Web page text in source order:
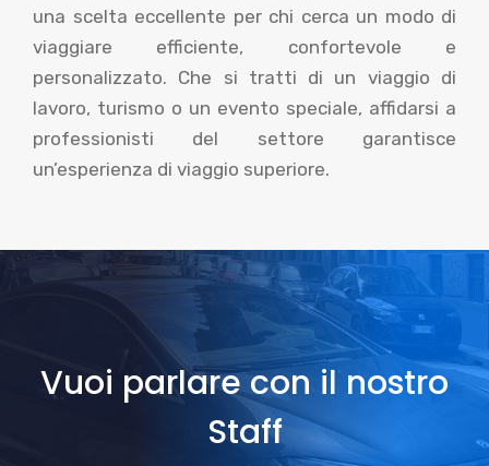
una scelta eccellente per chi cerca un modo di
viaggiare efficiente, confortevole e
personalizzato. Che si tratti di un viaggio di
lavoro, turismo o un evento speciale, affidarsi a
professionisti del settore garantisce
un’esperienza di viaggio superiore.
Vuoi parlare con il nostro
Staff